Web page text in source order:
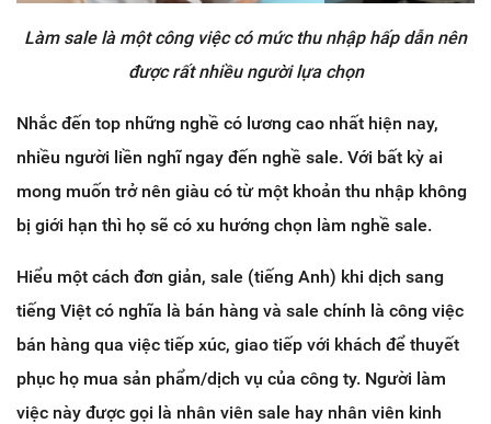
Làm sale là một công việc có mức thu nhập hấp dẫn nên
được rất nhiều người lựa chọn
Nhắc đến top những nghề có lương cao nhất hiện nay,
nhiều người liền nghĩ ngay đến nghề sale. Với bất kỳ ai
mong muốn trở nên giàu có từ một khoản thu nhập không
bị giới hạn thì họ sẽ có xu hướng chọn làm nghề sale.
Hiểu một cách đơn giản, sale (tiếng Anh) khi dịch sang
tiếng Việt có nghĩa là bán hàng và sale chính là công việc
bán hàng qua việc tiếp xúc, giao tiếp với khách để thuyết
phục họ mua sản phẩm/dịch vụ của công ty. Người làm
việc này được gọi là nhân viên sale hay nhân viên kinh